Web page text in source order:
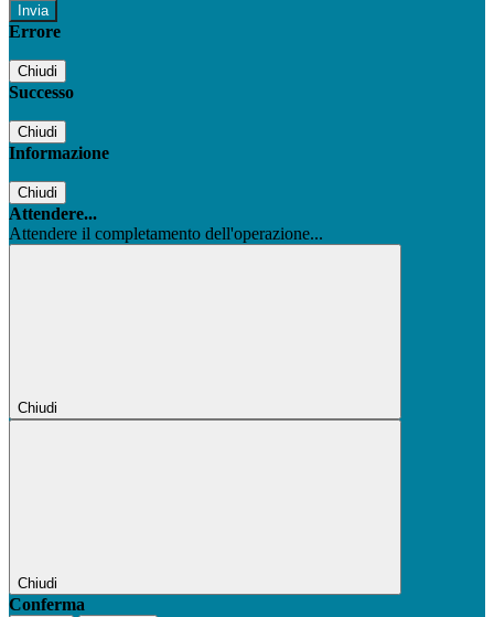
Errore
Chiudi
Successo
Chiudi
Informazione
Chiudi
Attendere...
Attendere il completamento dell'operazione...
Chiudi
Chiudi
Conferma